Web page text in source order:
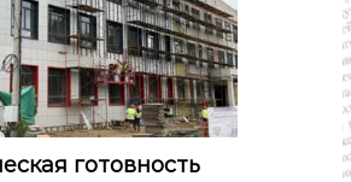
готовность